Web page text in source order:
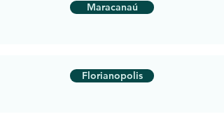
Maracanaú
Florianopolis